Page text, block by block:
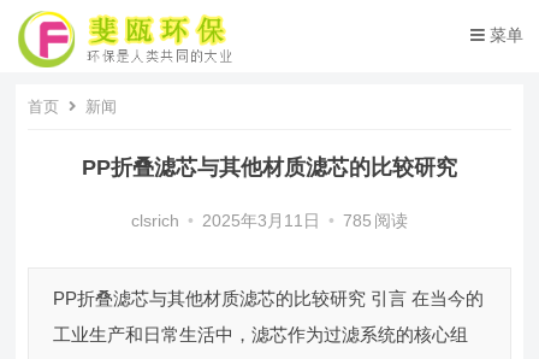
菜单
首页 新闻
PP折叠滤芯与其他材质滤芯的比较研究
clsrich • 2025年3月11日 • 785 阅读
PP折叠滤芯与其他材质滤芯的比较研究 引言 在当今的
工业生产和日常生活中，滤芯作为过滤系统的核心组